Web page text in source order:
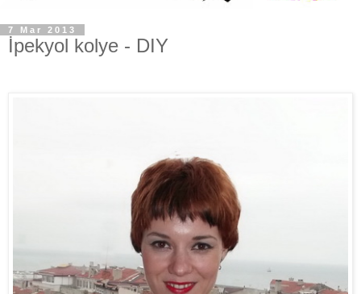
7 Mar 2013
İpekyol kolye - DIY